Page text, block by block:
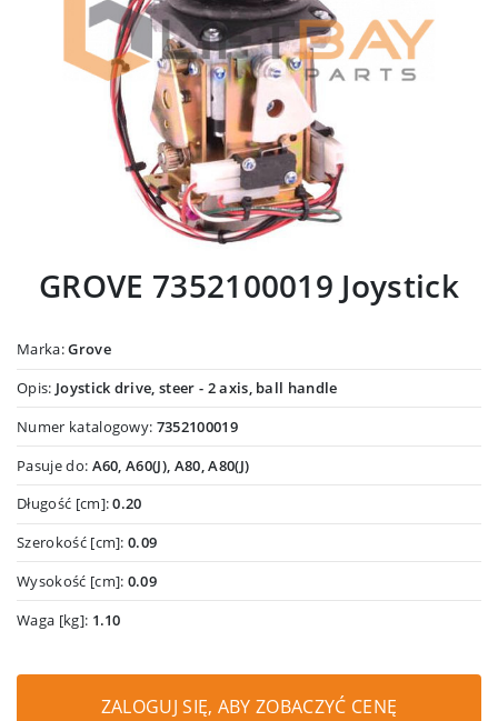
GROVE 7352100019 Joystick
Marka:Grove
Opis: Joystick drive, steer - 2 axis, ball handle
Numer katalogowy: 7352100019
Pasuje do: A60, A60(J), A80, A80(J)
Długość [cm]:0.20
Szerokość [cm]:0.09
Wysokość [cm]: 0.09
Waga [kg]: 1.10
ZALOGUJ SIĘ, ABY ZOBACZYĆ CENĘ